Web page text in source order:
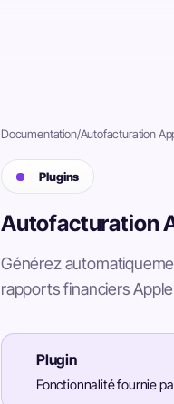
Documentation/Autofacturation
Plugins
Autofacturation
Générez
rapports financiers
Plugin
Fonctionnalité fournie